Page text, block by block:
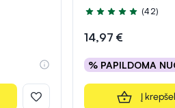
Įvertinimas 5.0 iš 5
(42)
14,97 €
% PAPILDOMA
Į